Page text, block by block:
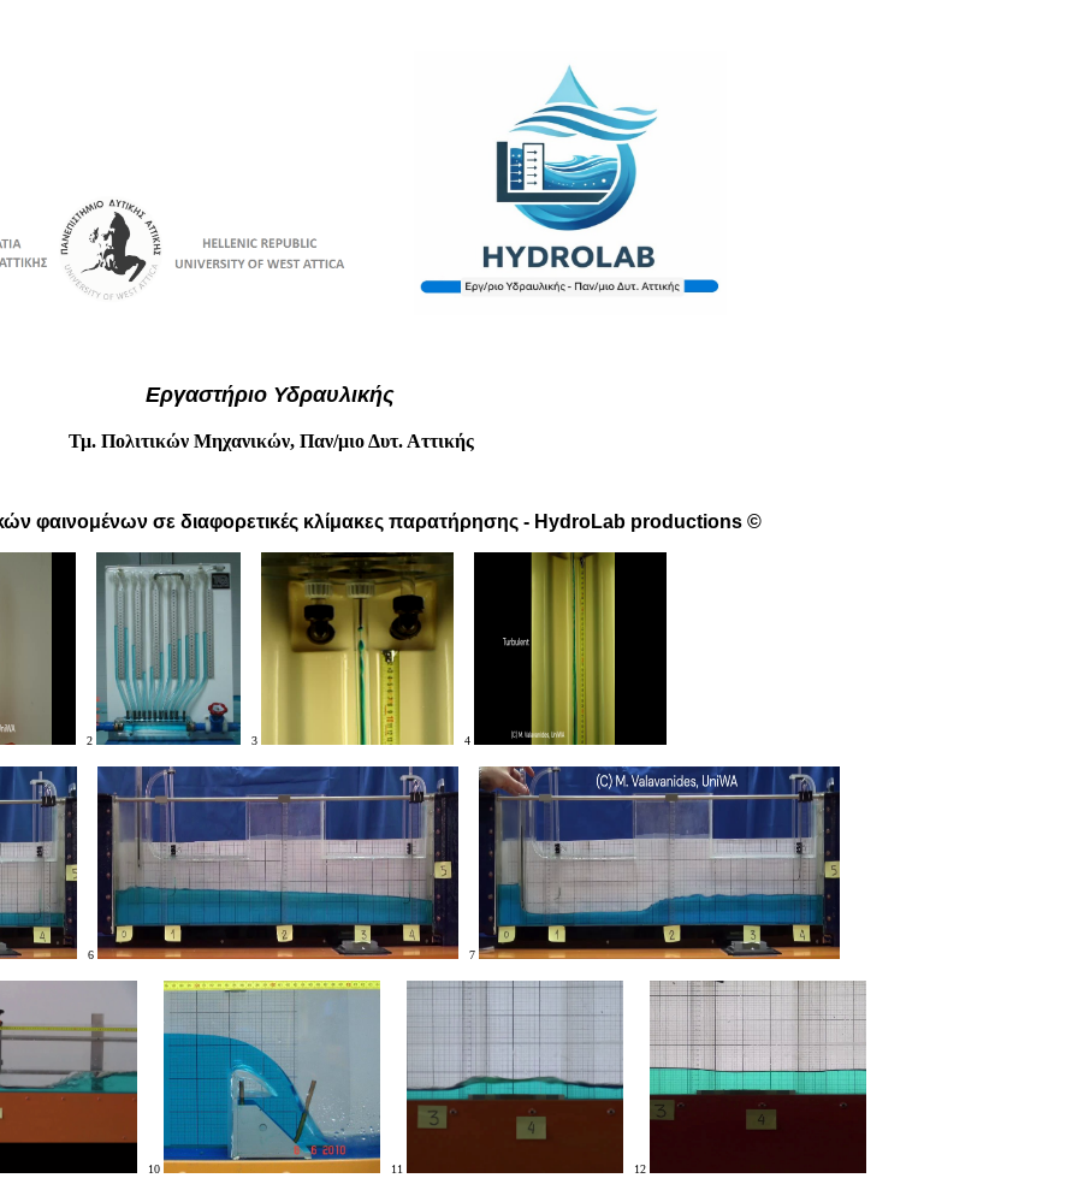
Εργαστήριο Υδραυλικής
Τμ. Πολιτικών Μηχανικών, Παν/μιο Δυτ. Αττικής
φαινομένων σε διαφορετικές κλίμακες παρατήρησης - HydroLab productions ©
2 3 4
6 7
10 11 12